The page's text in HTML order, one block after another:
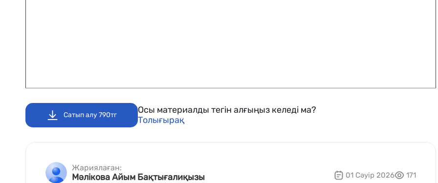
Сатып алу 790тг
Осы материалды тегін алғыңыз келеді ма?
Толығырақ
Жариялаған:
Мәлікова Айым Бақтығалиқызы 01 Сәуір 2026 171